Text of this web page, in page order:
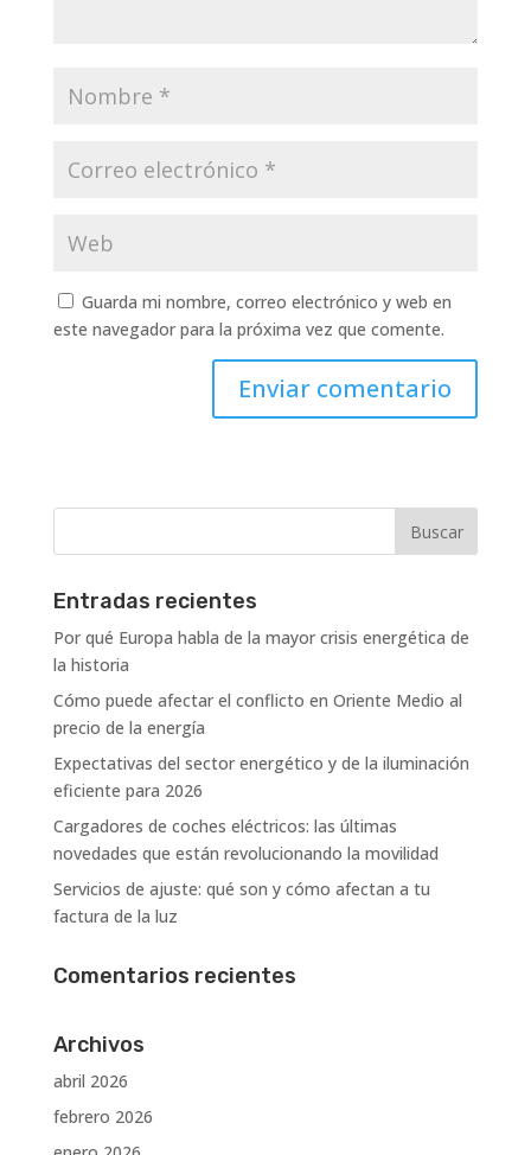
Guarda mi nombre, correo electrónico y web en
este navegador para la próxima vez que comente.
Entradas recientes
Por qué Europa habla de la mayor crisis energética de
la historia
Cómo puede afectar el conflicto en Oriente Medio al
precio de la energía
Expectativas del sector energético y de la iluminación
eficiente para 2026
Cargadores de coches eléctricos: las últimas
novedades que están revolucionando la movilidad
Servicios de ajuste: qué son y cómo afectan a tu
factura de la luz
Comentarios recientes
Archivos
abril 2026
febrero 2026